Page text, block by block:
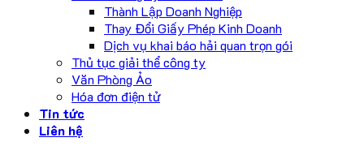
Thành Lập Doanh Nghiệp
Thay Đổi Giấy Phép Kinh Doanh
Dịch vụ khai báo hải quan trọn gói
Thủ tục giải thể công ty
Văn Phòng Ảo
Hóa đơn điện tử
Tin tức
Liên hệ